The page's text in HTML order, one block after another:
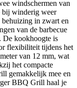
windschermen van
bij winderig weer
in zwart en
van de barbecue
De kookhoogte is
flexibiliteit tijdens het
van 12 mm, wat
het compacte
gemakkelijk mee en
BBQ Grill haal je